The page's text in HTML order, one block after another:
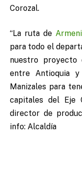
Corozal.
“La ruta de
para todo el
nuestro proyecto
entre Antioquia y
Manizales para
capitales del Eje
director de
info: Alcaldía